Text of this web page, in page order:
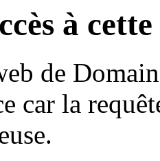
à
de
car la